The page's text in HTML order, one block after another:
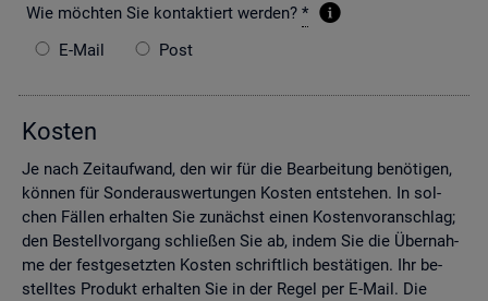
Wie möch­ten Sie kon­tak­tiert wer­den? *
E-Mail
Post
Kos­ten
Je nach Zeit­auf­wand, den wir für die Be­ar­bei­tung be­nö­ti­gen,
kön­nen für Son­der­aus­wer­tun­gen Kos­ten ent­ste­hen. In sol­
chen Fäl­len er­hal­ten Sie zu­nächst einen Kos­ten­vor­anschlag;
den Be­stell­vor­gang schlie­ßen Sie ab, indem Sie die Über­nah­
me der fest­ge­setz­ten Kos­ten schrift­lich be­stä­ti­gen. Ihr be­
stell­tes Pro­dukt er­hal­ten Sie in der Regel per E-Mail. Die